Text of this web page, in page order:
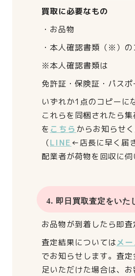
買取に必要なもの
・お品物
・本人確認書類（※）の
※本人確認書類は
免許証・保険証・パスポ
いずれか1点のコピーに
これらを同梱されたら集
を こちら からお知らせく
（LINE ←店長に早く届
配業者が荷物を回収に伺
4. 即日買取査定をいた
お品物が到着したら即査
査定結果についてはメ
でお知らせします。 査
足いただけた場合は、